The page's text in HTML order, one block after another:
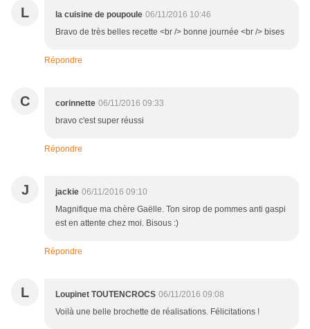
L la cuisine de poupoule 06/11/2016 10:46
Bravo de très belles recette <br /> bonne journée <br /> bises
Répondre
C corinnette 06/11/2016 09:33
bravo c'est super réussi
Répondre
J jackie 06/11/2016 09:10
Magnifique ma chère Gaëlle. Ton sirop de pommes anti gaspi
est en attente chez moi. Bisous :)
Répondre
L Loupinet TOUTENCROCS 06/11/2016 09:08
Voilà une belle brochette de réalisations. Félicitations !